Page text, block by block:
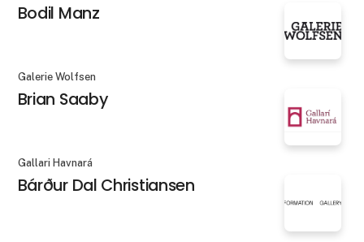
Bodil Manz
Galerie Wolfsen
Brian Saaby
Gallari Havnará
Bárður Dal Christiansen